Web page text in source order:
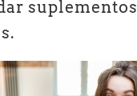
suplementos